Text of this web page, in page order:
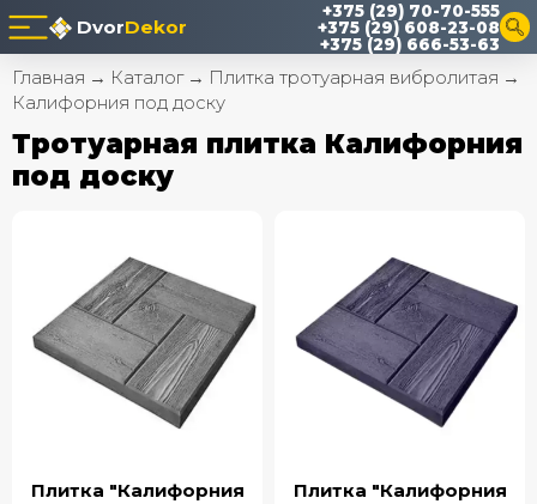
DvorDekor
+375 (29) 70-70-555
+375 (29) 608-23-08
+375 (29) 666-53-63
Главная → Каталог → Плитка тротуарная вибролитая →
Калифорния под доску
Тротуарная плитка Калифорния
под доску
Плитка "Калифорния
Плитка "Калифорния